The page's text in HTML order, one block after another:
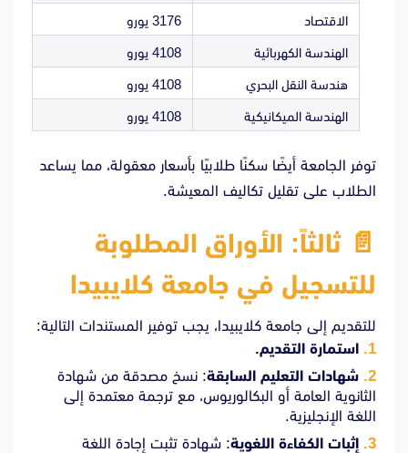
الاقتصاد 3176 يورو
الهندسة الكهربائية 4108 يورو
هندسة النقل البحري 4108 يورو
الهندسة الميكانيكية 4108 يورو
توفر الجامعة أيضًا سكنًا طلابيًا بأسعار معقولة، مما يساعد
الطلاب على تقليل تكاليف المعيشة.
📄 ثالثاً: الأوراق المطلوبة
للتسجيل في جامعة كلايبيدا
للتقديم إلى جامعة كلايبيدا، يجب توفير المستندات التالية:
استمارة التقديم.
شهادات التعليم السابقة: نسخ مصدقة من شهادة
الثانوية العامة أو البكالوريوس، مع ترجمة معتمدة إلى
اللغة الإنجليزية.
إثبات الكفاءة اللغوية: شهادة تثبت إجادة اللغة